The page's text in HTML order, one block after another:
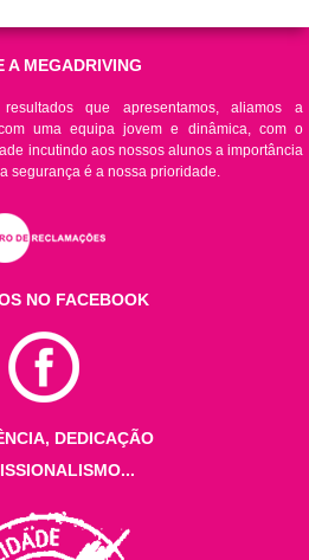
A MEGADRIVING
que apresentamos, aliamos a
uma equipa jovem e dinâmica, com o
incutindo aos nossos alunos a importância
segurança é a nossa prioridade.
NO FACEBOOK
DEDICAÇÃO